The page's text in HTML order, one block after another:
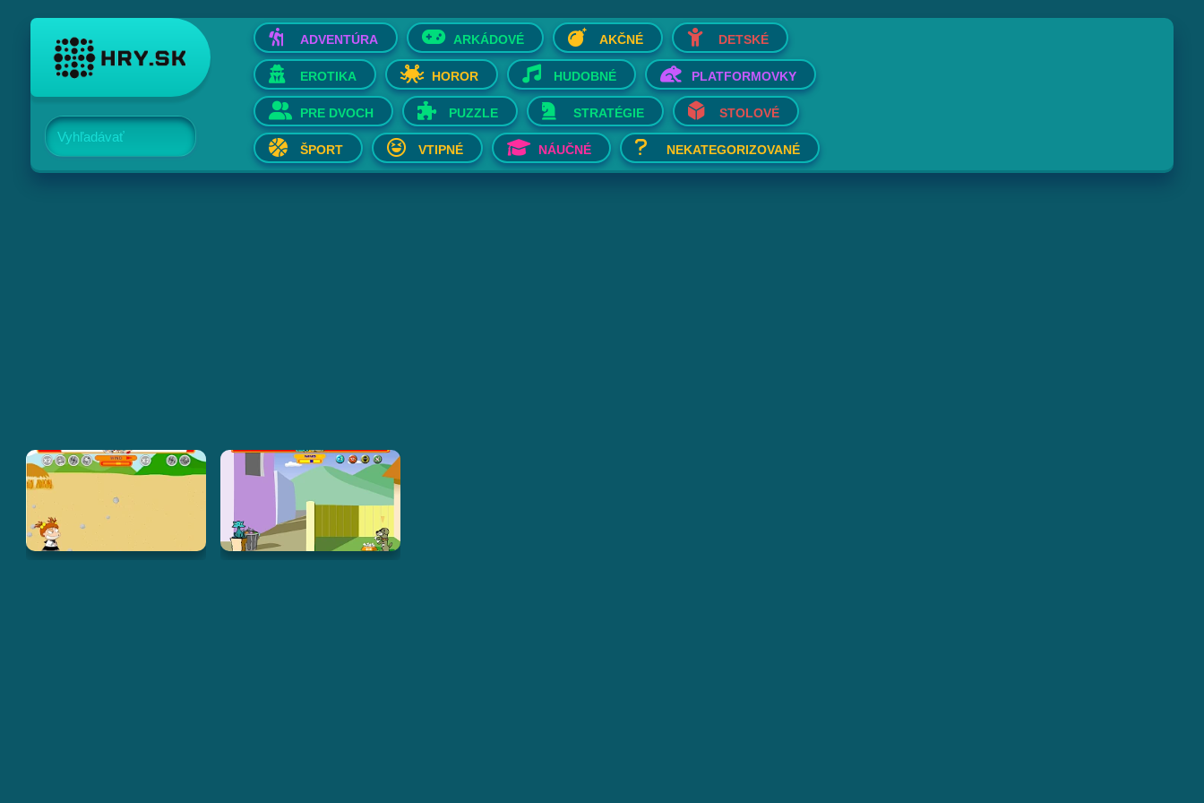
Vyhľadávať
ADVENTÚRA ARKÁDOVÉ AKČNÉ DETSKÉ
EROTIKA HOROR HUDOBNÉ PLATFORMOVKY
PRE DVOCH PUZZLE STRATÉGIE STOLOVÉ
ŠPORT VTIPNÉ NÁUČNÉ NEKATEGORIZOVANÉ